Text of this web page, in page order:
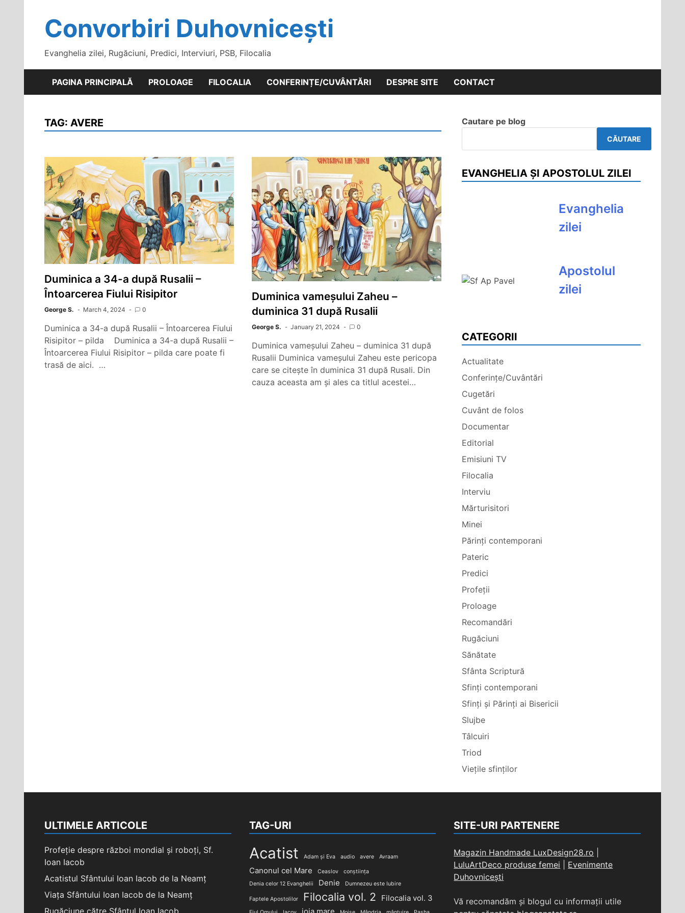
contentConvorbiri Duhovnicești
Evanghelia zilei, Rugăciuni, Predici, Interviuri, PSB, Filocalia
PAGINA PRINCIPALĂ PROLOAGE FILOCALIA CONFERINȚE/CUVÂNTĂRI DESPRE SITE CONTACT
TAG: AVERE
Duminica a 34-a după Rusalii –
Întoarcerea Fiului Risipitor
George S. March 4, 2024 0
Duminica a 34-a după Rusalii – Întoarcerea Fiului
Risipitor – pilda Duminica a 34-a după Rusalii –
Întoarcerea Fiului Risipitor – pilda care poate fi
trasă de aici. …
Duminica vameșului Zaheu –
duminica 31 după Rusalii
George S. January 21, 2024 0
Duminica vameșului Zaheu – duminica 31 după
Rusalii Duminica vameșului Zaheu este pericopa
care se citește în duminica 31 după Rusali. Din
cauza aceasta am și ales ca titlul acestei…
Cautare pe blog
CĂUTARE
EVANGHELIA ȘI APOSTOLUL ZILEI
Evanghelia
zilei
Apostolul
zilei
CATEGORII
Actualitate
Conferințe/Cuvântări
Cugetări
Cuvânt de folos
Documentar
Editorial
Emisiuni TV
Filocalia
Interviu
Mărturisitori
Minei
Părinți contemporani
Pateric
Predici
Profeții
Proloage
Recomandări
Rugăciuni
Sănătate
Sfânta Scriptură
Sfinți contemporani
Sfinți și Părinți ai Bisericii
Slujbe
Tâlcuiri
Triod
Viețile sfinților
ULTIMELE ARTICOLE
Profeție despre război mondial și roboți, Sf.
Ioan Iacob
Acatistul Sfântului Ioan Iacob de la Neamț
Viața Sfântului Ioan Iacob de la Neamț
Rugăciune către Sfântul Ioan Iacob
TAG-URI
Acatist Adam și Eva audio avere Avraam
Canonul cel Mare Ceaslov
conștiința
Denia celor 12 Evanghelii
Denie Dumnezeu este Iubire
Faptele Apostolilor Filocalia vol. 2 Filocalia vol. 3
joia mare
SITE-URI PARTENERE
Magazin Handmade LuxDesign28.ro
LuluArtDeco produse femei
Evenimente
Duhovnicești
Vă recomandăm și blogul cu informații utile